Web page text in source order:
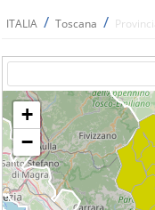
ITALIA / Toscana /